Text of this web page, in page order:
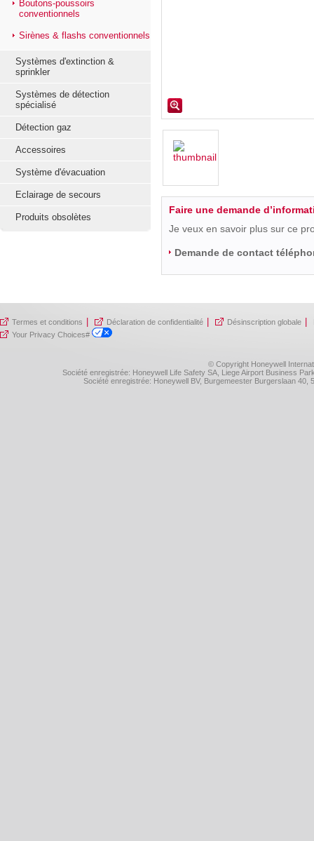
Boutons-poussoirs
conventionnels
Sirènes & flashs conventionnels
Systèmes d'extinction &
sprinkler
Systèmes de détection
spécialisé
Détection gaz
Accessoires
Système d'évacuation
Eclairage de secours
Produits obsolètes
Faire une demande
Je veux en savoir plus sur ce
Demande de contact
Termes et conditions Déclaration de confidentialité Désinscription globale
Your Privacy Choices#
© Copyright Honeywell
Société enregistrée: Honeywell Life Safety SA, Liege Airport Business
Société enregistrée: Honeywell BV, Burgemeester Burgerslaan